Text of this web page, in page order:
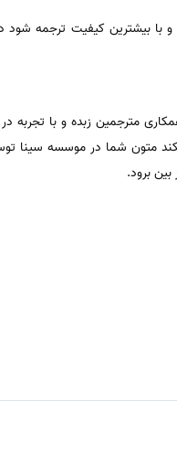
بیشترین کیفیت ترجمه شود
مترجمین زبده و با تجربه
میکند متون شما در موسسه
برود.